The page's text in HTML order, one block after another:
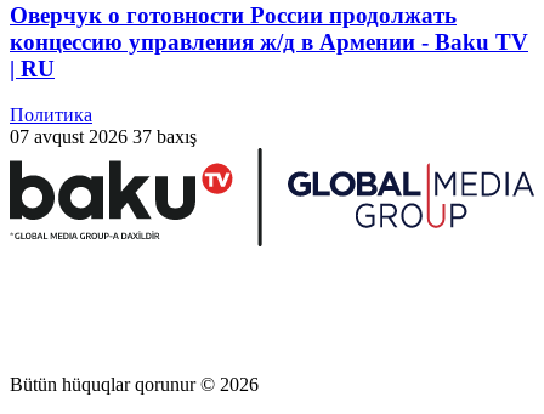
Оверчук о готовности России продолжать
концессию управления ж/д в Армении - Baku TV
| RU
Политика
07 avqust 2026 37 baxış
Bütün hüquqlar qorunur © 2026